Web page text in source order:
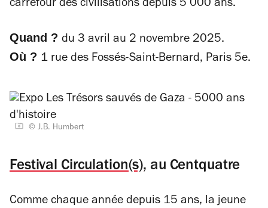
carrefour des civilisations depuis 5 000 ans.
Quand ? du 3 avril au 2 novembre 2025.
Où ? 1 rue des Fossés-Saint-Bernard, Paris 5e.
© J.B. Humbert
Festival Circulation(s), au Centquatre
Comme chaque année depuis 15 ans, la jeune